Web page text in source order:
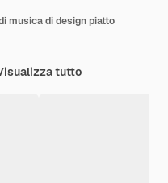
musica di design piatto
tutto